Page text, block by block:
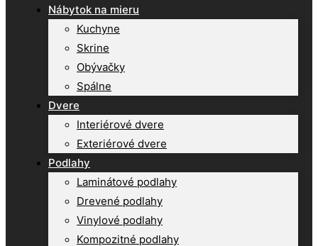
Nábytok na mieru
Kuchyne
Skrine
Obývačky
Spálne
Dvere
Interiérové dvere
Exteriérové dvere
Podlahy
Laminátové podlahy
Drevené podlahy
Vinylové podlahy
Kompozitné podlahy